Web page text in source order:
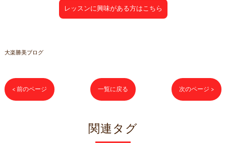
レッスンに興味がある方はこちら
大楽勝美ブログ
< 前のページ 一覧に戻る 次のページ >
関連タグ